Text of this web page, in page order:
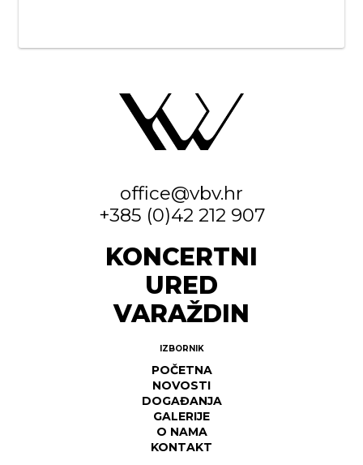
office@vbv.hr
+385 (0)42 212 907
KONCERTNI
URED
VARAŽDIN
IZBORNIK
POČETNA
NOVOSTI
DOGAĐANJA
GALERIJE
O NAMA
KONTAKT